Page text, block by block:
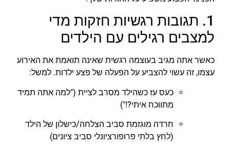
1. תגובות רגשיות חזקות מדי
למצבים רגילים עם הילדים
כאשר אתה מגיב בעוצמה רגשית שאינה תואמת את האירוע
עצמו, זה עשוי להצביע על הפעלה של פצע ילדות. למשל:
כעס עז כשהילד מסרב לציית ("למה אתה תמיד
מתווכח איתי?!")
חרדה מוגזמת סביב הצלחה/כישלון של הילד
(לחץ בלתי פרופורציונלי סביב ציונים)